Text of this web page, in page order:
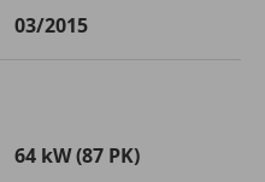
03/2015
64 kW (87 PK)